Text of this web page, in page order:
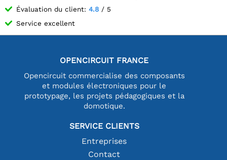
Évaluation du client: 4.8 / 5
Service excellent
OPENCIRCUIT FRANCE
Opencircuit commercialise des composants
et modules électroniques pour le
prototypage, les projets pédagogiques et la
domotique.
SERVICE CLIENTS
Entreprises
Contact